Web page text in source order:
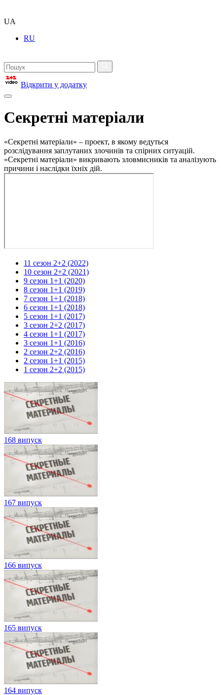
UA
RU
Відкрити у додатку
Секретні матеріали
«Секретні матеріали» – проект, в якому ведуться
розслідування заплутаних злочинів та спірних ситуацій.
«Секретні матеріали» викривають зловмисників та аналізують
причини і наслідки їхніх дій.
11 сезон 2+2 (2022)
10 сезон 2+2 (2021)
9 сезон 1+1 (2020)
8 сезон 1+1 (2019)
7 сезон 1+1 (2018)
6 сезон 1+1 (2018)
5 сезон 1+1 (2017)
3 сезон 2+2 (2017)
4 сезон 1+1 (2017)
3 сезон 1+1 (2016)
2 сезон 2+2 (2016)
2 сезон 1+1 (2015)
1 сезон 2+2 (2015)
168 випуск
167 випуск
166 випуск
165 випуск
164 випуск